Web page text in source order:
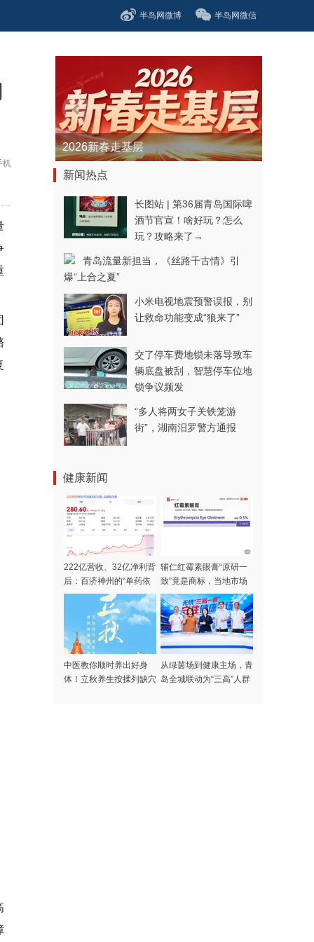
半岛网微博 半岛网微信
机
青春逐梦正当时——聚焦2026年中...
新闻热点
长图站 | 第36届青岛国际啤
酒节官宣！啥好玩？怎么
玩？攻略来了→
青岛流量新担当，《丝路千古情》引
爆“上合之夏”
小米电视地震预警误报，别
让救命功能变成“狼来了”
交了停车费地锁未落导致车
辆底盘被刮，智慧停车位地
锁争议频发
“多人将两女子关铁笼游
街”，湖南汨罗警方通报
健康新闻
222亿营收、32亿净利背
后：百济神州的“单药依
赖”
辅仁红霉素眼膏“原研一
致”竟是商标，当地市场
监管部门已介入
中医教你顺时养出好身
体！立秋养生按揉列缺穴
从绿茵场到健康主场，青
岛全城联动为“三高”人群